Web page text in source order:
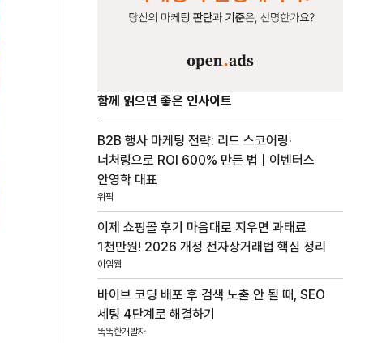
함께 읽으면 좋은 인사이트
B2B 행사 마케팅 전략: 리드 스코어링·
너처링으로 ROI 600% 만든 법 | 이벤터스
안영학 대표
위픽
이제 쇼핑몰 후기 마음대로 지우면 과태료
1천만원! 2026 개정 전자상거래법 핵심 정리
아임웹
바이브 코딩 배포 후 검색 노출 안 될 때, SEO
세팅 4단계로 해결하기
똑똑한개발자